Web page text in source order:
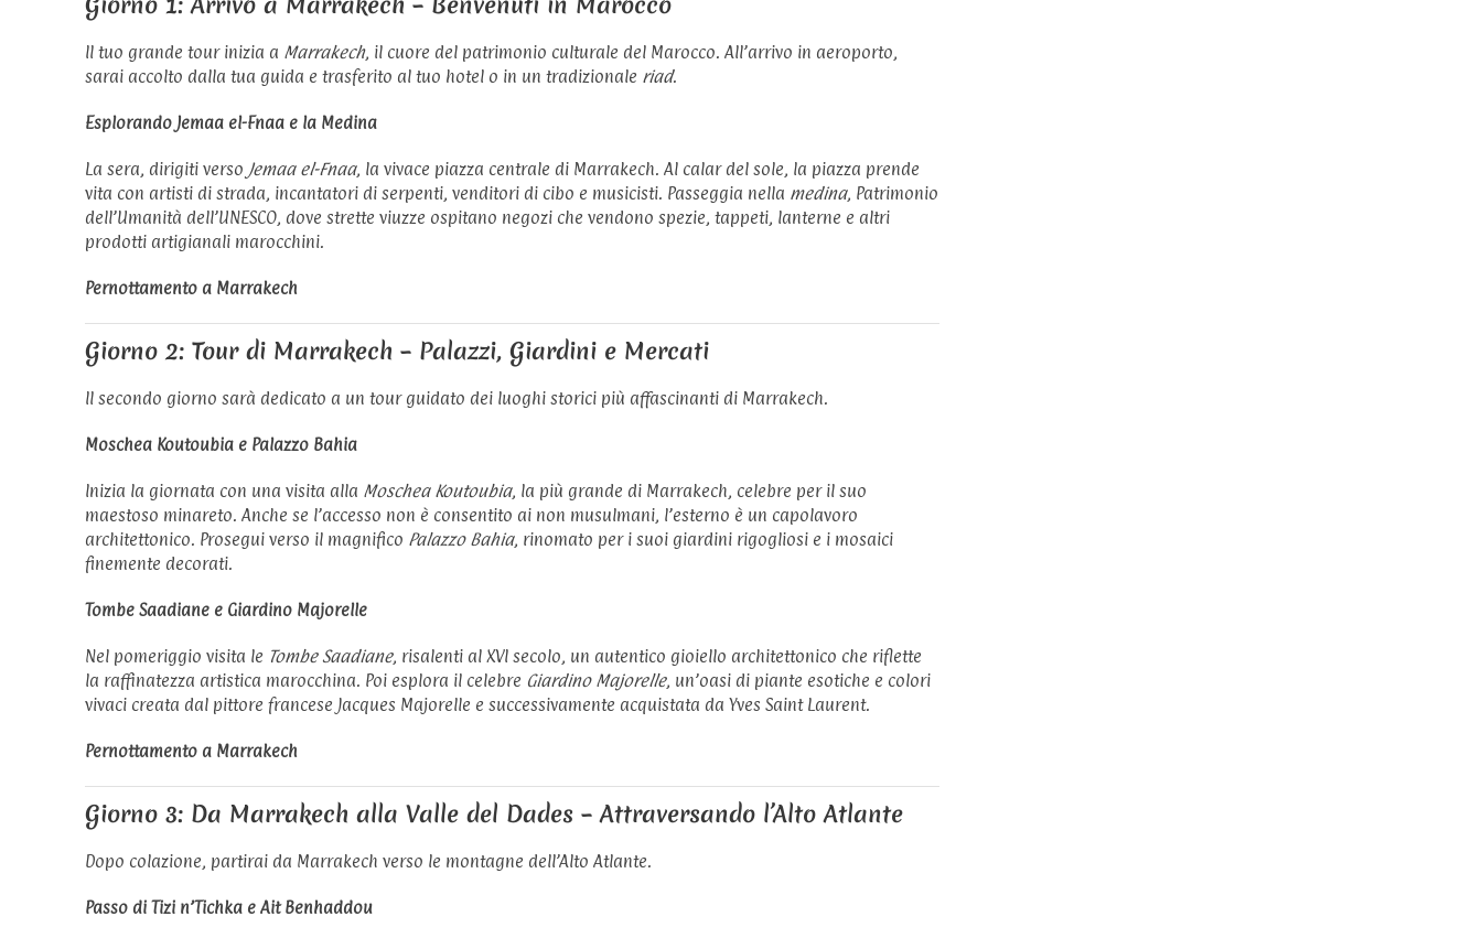
Il tuo grande tour inizia a Marrakech, il cuore del patrimonio culturale del Marocco. All’arrivo in aeroporto,
sarai accolto dalla tua guida e trasferito al tuo hotel o in un tradizionale riad.
Esplorando Jemaa el-Fnaa e la Medina
La sera, dirigiti verso Jemaa el-Fnaa, la vivace piazza centrale di Marrakech. Al calar del sole, la piazza prende
vita con artisti di strada, incantatori di serpenti, venditori di cibo e musicisti. Passeggia nella medina, Patrimonio
dell’Umanità dell’UNESCO, dove strette viuzze ospitano negozi che vendono spezie, tappeti, lanterne e altri
prodotti artigianali marocchini.
Pernottamento a Marrakech
Giorno 2: Tour di Marrakech – Palazzi, Giardini e Mercati
Il secondo giorno sarà dedicato a un tour guidato dei luoghi storici più affascinanti di Marrakech.
Moschea Koutoubia e Palazzo Bahia
Inizia la giornata con una visita alla Moschea Koutoubia, la più grande di Marrakech, celebre per il suo
maestoso minareto. Anche se l’accesso non è consentito ai non musulmani, l’esterno è un capolavoro
architettonico. Prosegui verso il magnifico Palazzo Bahia, rinomato per i suoi giardini rigogliosi e i mosaici
finemente decorati.
Tombe Saadiane e Giardino Majorelle
Nel pomeriggio visita le Tombe Saadiane, risalenti al XVI secolo, un autentico gioiello architettonico che riflette
la raffinatezza artistica marocchina. Poi esplora il celebre Giardino Majorelle, un’oasi di piante esotiche e colori
vivaci creata dal pittore francese Jacques Majorelle e successivamente acquistata da Yves Saint Laurent.
Pernottamento a Marrakech
Giorno 3: Da Marrakech alla Valle del Dades – Attraversando l’Alto Atlante
Dopo colazione, partirai da Marrakech verso le montagne dell’Alto Atlante.
Passo di Tizi n’Tichka e Ait Benhaddou